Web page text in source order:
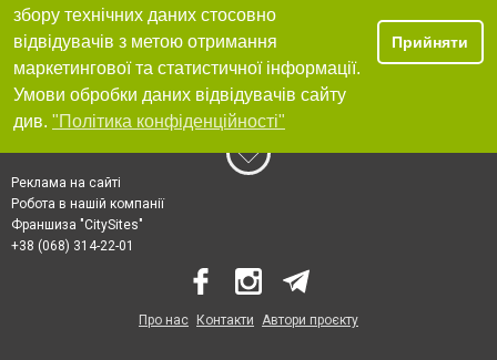
збору технічних даних стосовно
відвідувачів з метою отримання
маркетингової та статистичної інформації.
Умови обробки даних відвідувачів сайту
див. "Політика конфіденційності"
Прийняти
Реклама на сайті
Робота в нашій компанії
Франшиза "CitySites"
+38 (068) 314-22-01
Про нас Контакти Автори проєкту